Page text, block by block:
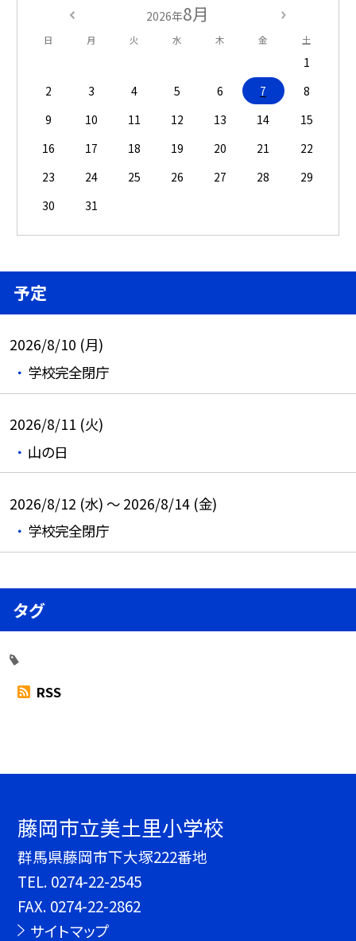
2026年8月
日 月 火 水 木 金 土
1
2
3 4 5 6 7
8
9
10 11 12 13 14
15
16
17 18 19 20 21
22
23
24 25 26 27 28
29
30
31
予定
2026/8/10 (月)
学校完全閉庁
2026/8/11 (火)
山の日
2026/8/12 (水) ～ 2026/8/14 (金)
学校完全閉庁
タグ
RSS
藤岡市立美土里小学校
群馬県藤岡市下大塚222番地
TEL. 0274-22-2545
FAX. 0274-22-2862
サイトマップ